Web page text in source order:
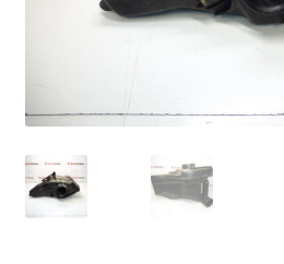
Lieferung
Mein Konto